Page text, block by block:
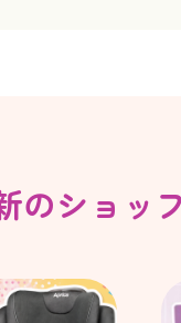
のショッ